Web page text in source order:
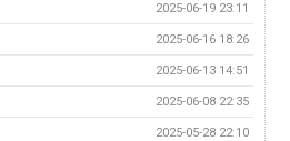
2025-06-19 23:11
2025-06-16 18:26
2025-06-13 14:51
2025-06-08 22:35
2025-05-28 22:10